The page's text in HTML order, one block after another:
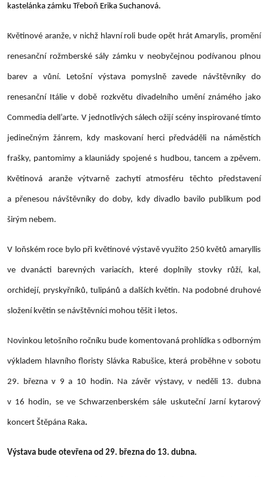
kastelánka zámku Třeboň Erika Suchanová.
Květinové aranže, v nichž hlavní roli bude opět hrát Amarylis, promění
renesanční rožmberské sály zámku v neobyčejnou podívanou plnou
barev a vůní. Letošní výstava pomyslně zavede návštěvníky do
renesanční Itálie v době rozkvětu divadelního umění známého jako
Commedia dell’arte. V jednotlivých sálech ožijí scény inspirované tímto
jedinečným žánrem, kdy maskovaní herci předváděli na náměstích
frašky, pantomimy a klauniády spojené s hudbou, tancem a zpěvem.
Květinová aranže výtvarně zachytí atmosféru těchto představení
a přenesou návštěvníky do doby, kdy divadlo bavilo publikum pod
širým nebem.
V loňském roce bylo při květinové výstavě využito 250 květů amaryllis
ve dvanácti barevných variacích, které doplnily stovky růží, kal,
orchidejí, pryskyřníků, tulipánů a dalších květin. Na podobné druhové
složení květin se návštěvníci mohou těšit i letos.
Novinkou letošního ročníku bude komentovaná prohlídka s odborným
výkladem hlavního floristy Slávka Rabušice, která proběhnev sobotu
29. března v 9 a 10 hodin. Na závěr výstavy, v neděli 13. dubna
v 16 hodin, se ve Schwarzenberském sále uskuteční Jarní kytarový
koncert Štěpána Raka.
Výstava bude otevřena od 29. března do 13. dubna.